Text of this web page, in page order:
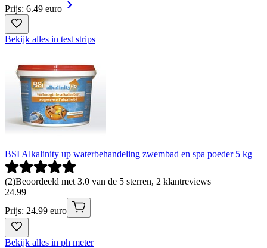
Prijs: 6.49 euro
Bekijk alles in test strips
BSI Alkalinity up waterbehandeling zwembad en spa poeder 5 kg
(2)Beoordeeld met 3.0 van de 5 sterren, 2 klantreviews
24.99
Prijs: 24.99 euro
Bekijk alles in ph meter